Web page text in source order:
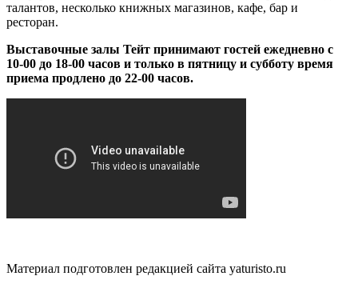
талантов, несколько книжных магазинов, кафе, бар и
ресторан.
Выставочные залы Тейт принимают гостей ежедневно с
10-00 до 18-00 часов и только в пятницу и субботу время
приема продлено до 22-00 часов.
Материал подготовлен редакцией сайта yaturisto.ru